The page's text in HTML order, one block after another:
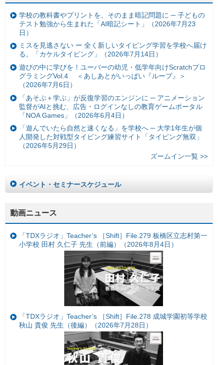
学校の教科書やプリントを、そのまま暗記問題に ─ 子どもの
テスト勉強から生まれた「AI暗記シート」（2026年7月23
日）
ミスを見逃さない ー 全く新しいタイピング学習を学校へ届け
る。「カケルタイピング」（2026年7月14日）
遊びの中に学びを！ユーバーの幼児・低学年向けScratchプロ
グラミングVol.4 ＜あしあとがいっぱい『ループ』＞
（2026年7月6日）
「あそぶ＋学ぶ」が反復学習のエンジンに ─ アニメーション
監督がAIと挑む、広告・ログインなしの教育ゲームポータル
「NOA Games」（2026年6月4日）
「遊んでいたら自然と速くなる」を学校へ ─ 大学1年生が個
人開発した対戦型タイピング練習サイト「タイピング無双」
（2026年5月29日）
ズームイン一覧 >>
イベント・セミナースケジュール
動画ニュース
「TDXラジオ」Teacher’s ［Shift］File.279 板橋区立志村第一
小学校 田村 久仁子 先生（前編）（2026年8月4日）
「TDXラジオ」Teacher’s ［Shift］File.278 成城学園初等学校
秋山 貴俊 先生（後編）（2026年7月28日）